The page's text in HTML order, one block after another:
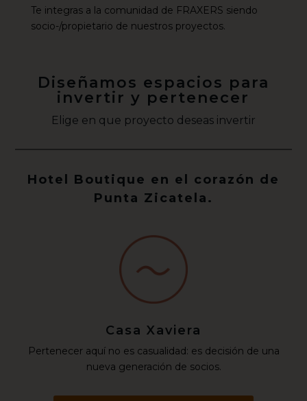
Te integras a la comunidad de FRAXERS siendo
socio-/propietario de nuestros proyectos.
Diseñamos espacios para
invertir y pertenecer
Elige en que proyecto deseas invertir
Hotel Boutique en el corazón de
Punta Zicatela.
Casa Xaviera
Pertenecer aquí no es casualidad: es decisión de una
nueva generación de socios.